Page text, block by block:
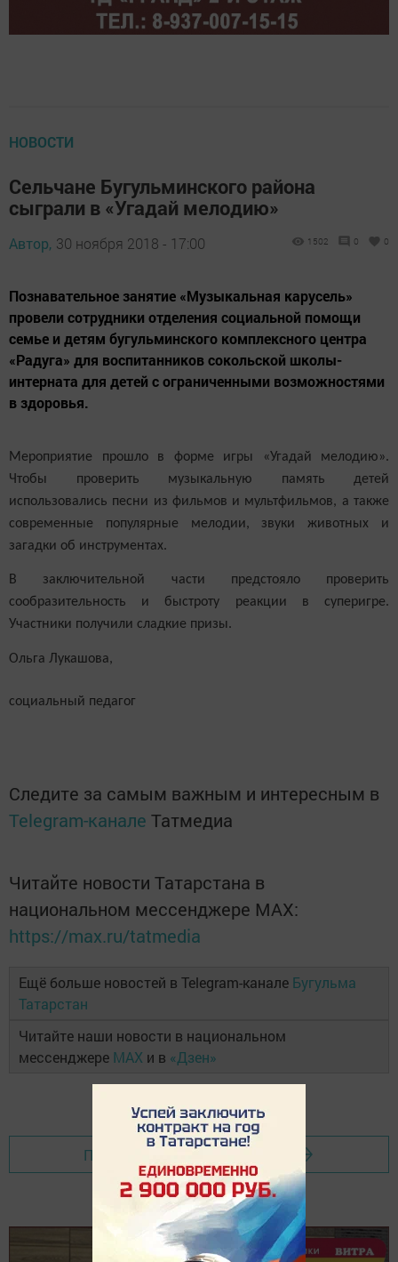
НОВОСТИ
Сельчане Бугульминского района
сыграли в «Угадай мелодию»
Автор, 30 ноября 2018 - 17:00 1502 0 0
Познавательное занятие «Музыкальная карусель»
провели сотрудники отделения социальной помощи
семье и детям бугульминского комплексного центра
«Радуга» для воспитанников сокольской школы-
интерната для детей с ограниченными возможностями
в здоровья.
Мероприятие прошло в форме игры «Угадай мелодию».
Чтобы проверить музыкальную память детей
использовались песни из фильмов и мультфильмов, а также
современные популярные мелодии, звуки животных и
загадки об инструментах.
В заключительной части предстояло проверить
сообразительность и быстроту реакции в суперигре.
Участники получили сладкие призы.
Ольга Лукашова,
социальный педагог
Следите за самым важным и интересным в
Telegram-канале Татмедиа
Читайте новости Татарстана в
национальном мессенджере MАХ:
https://max.ru/tatmedia
Ещё больше новостей в Telegram-канале Бугульма
Татарстан
Читайте наши новости в национальном
мессенджере MAX и в «Дзен»
Перейти на страницу новости